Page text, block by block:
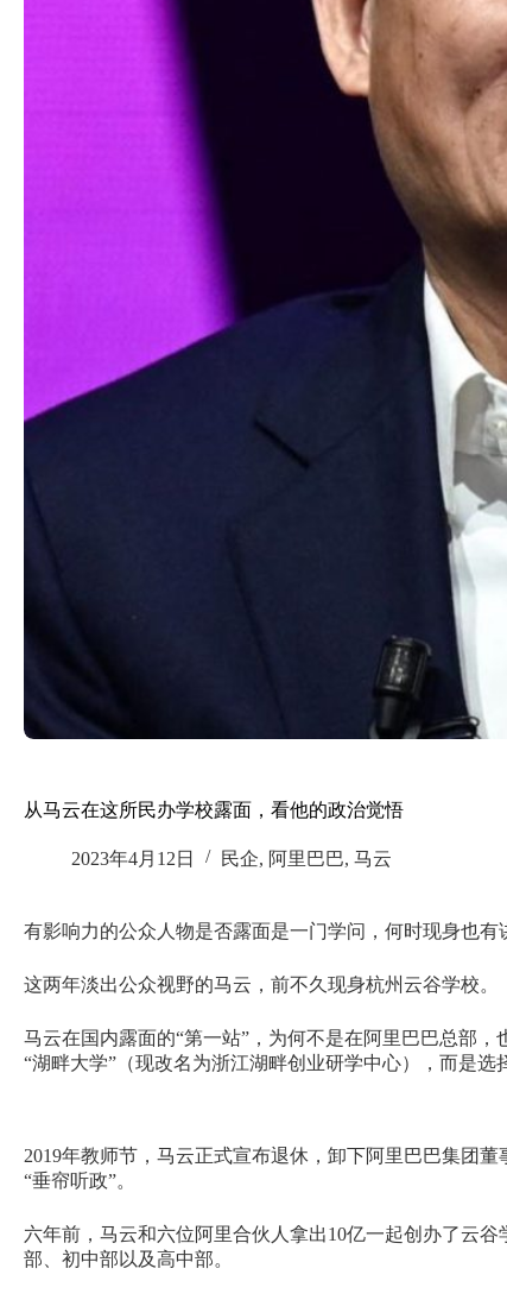
从马云在这所民办学校露面，看他的政治觉悟
2023年4月12日 民企, 阿里巴巴, 马云
有影响力的公众人物是否露面是一门学问，何时现身也有
这两年淡出公众视野的马云，前不久现身杭州云谷学校。
马云在国内露面的“第一站”，为何不是在阿里巴巴总部
“湖畔大学”（现改名为浙江湖畔创业研学中心），而是选
2019年教师节，马云正式宣布退休，卸下阿里巴巴集团
“垂帘听政”。
六年前，马云和六位阿里合伙人拿出10亿一起创办了云
部、初中部以及高中部。